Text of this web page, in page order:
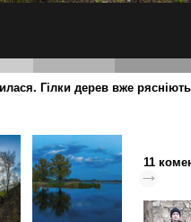
Гілки дерев вже
11